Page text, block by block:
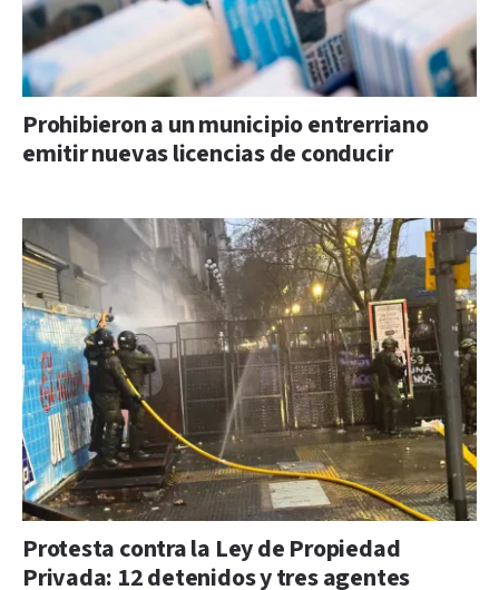
Prohibieron a un municipio entrerriano
emitir nuevas licencias de conducir
Protesta contra la Ley de Propiedad
Privada: 12 detenidos y tres agentes